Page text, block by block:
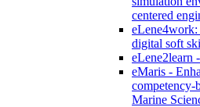
centered
digital soft
eLene2learn
eMaris -
competency-
Marine